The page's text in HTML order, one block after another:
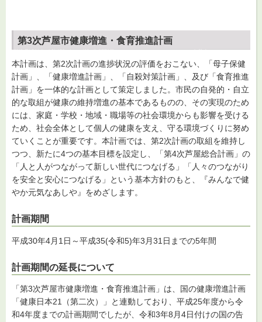
第3次芦屋市健康増進・食育推進計画
本計画は、第2次計画の進捗状況の評価をおこない、「母子保健
計画」、「健康増進計画」、「自殺対策計画」、及び「食育推進
計画」を一体的な計画として策定しました。市民の自発的・自立
的な取組が健康の維持増進の基本であるものの、その実現のため
には、家庭・学校・地域・職場等の社会環境からも影響を受ける
ため、社会全体として個人の健康を支え、守る環境づくりに努め
ていくことが重要です。本計画では、第2次計画の取組を維持し
つつ、新たに4つの基本目標を設定し、「第4次芦屋総合計画」の
「人と人がつながって新しい世代につなげる」「人々のつながり
を安全と安心につなげる」という基本方針のもと、『みんなで健
やか元気なあしや』をめざします。
計画期間
平成30年4月1日～平成35(令和5)年3月31日までの5年間
計画期間の延長について
「第3次芦屋市健康増進・食育推進計画」は、国の健康増進計画
「健康日本21（第二次）」と連動しており、平成25年度から令
和4年度までの計画期間でしたが、令和3年8月4日付けの国の告